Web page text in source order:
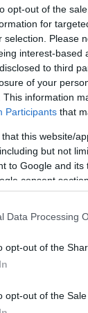
opt-out of the
for
selection. Please
interest-based
to third
of your
This information
Participants that
that this website/
but not
to Google and
consent section.
Data Processing
opt-out of the
opt-out of the
és
a
is.
a felvételek
készíteni a
idén